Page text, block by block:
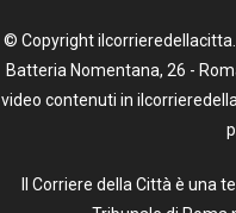
© Copyright
Batteria Nomentana, 26 -
video contenuti in
Il Corriere della Città è una